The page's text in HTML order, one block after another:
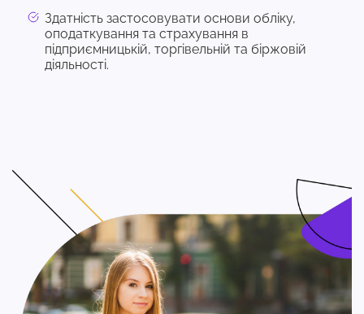
Здатність застосовувати основи обліку,
оподаткування та страхування в
підприємницькій, торгівельній та біржовій
діяльності.